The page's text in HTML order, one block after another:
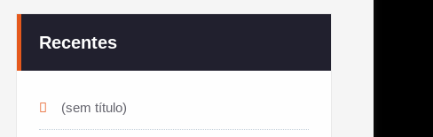
Recentes
(sem título)